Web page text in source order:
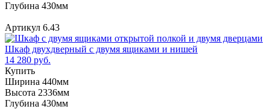
Глубина 430мм
Артикул 6.43
Шкаф двухдверный с двумя ящиками и нишей
14 280 руб.
Купить
Ширина 440мм
Высота 2336мм
Глубина 430мм